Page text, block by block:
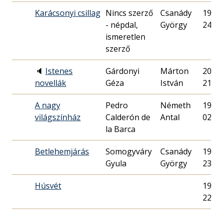
Karácsonyi csillag Nincs szerző
- népdal,
ismeretlen
szerző
Csanády
György
24.
🔈 Istenes
novellák
Gárdonyi
Géza
Márton
István
21.
A nagy
világszínház
Pedro
Calderón de
la Barca
Németh
Antal
02.
Betlehemjárás
Somogyváry
Gyula
Csanády
György
23.
Húsvét
22.